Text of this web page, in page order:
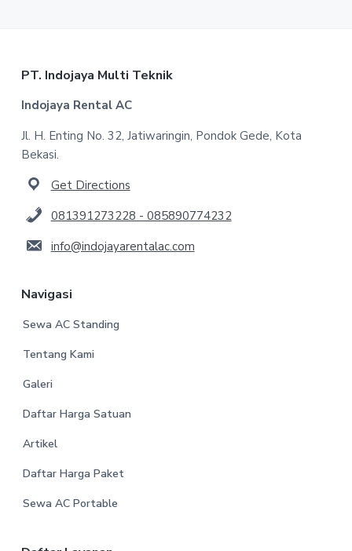
Footer
PT. Indojaya Multi Teknik
Indojaya Rental AC
Jl. H. Enting No. 32, Jatiwaringin, Pondok Gede, Kota
Bekasi.
Get Directions
081391273228 - 085890774232
info@indojayarentalac.com
Navigasi
Sewa AC Standing
Tentang Kami
Galeri
Daftar Harga Satuan
Artikel
Daftar Harga Paket
Sewa AC Portable